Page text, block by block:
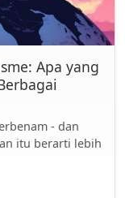
Apa yang
- dan
itu berarti lebih